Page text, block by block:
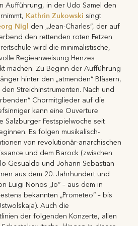
Aufführung, in der Udo Samel den
Kathrin Zukowski singt
Nigl den „Jean-Charles“, der auf
den rettenden roten Fetzen
wird die minimalistische,
Regieanweisung Henzes
machen: Zu Beginn der Aufführung
hinter den „atmenden“ Bläsern,
Streichinstrumenten. Nach und
Chormitglieder auf die
kann eine Ouverture
Salzburger Festspielwoche seit
Es folgen musikalisch-
von revolutionär-anarchischen
und dem Barock (zwischen
Gesualdo und Johann Sebastian
aus dem 20. Jahrhundert und
Luigi Nonos „Io“ – aus dem in
bekannten „Prometeo“ – bis
Auch die
der folgenden Konzerte, allen